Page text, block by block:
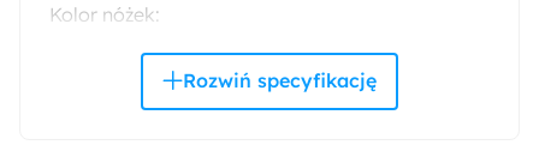
Kolor nóżek:
Rodzaj nóżek: